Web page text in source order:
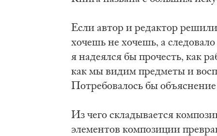
Если ав­тор и ре­дак­тор
хо­чешь не хо­чешь, а
я на­де­ял­ся бы про­честь, как
как мы ви­дим пред­ме­ты и
По­тре­бо­ва­лось бы
Из че­го ск­ла­ды­ва­ет­ся
эле­мен­тов ком­по­зи­ции